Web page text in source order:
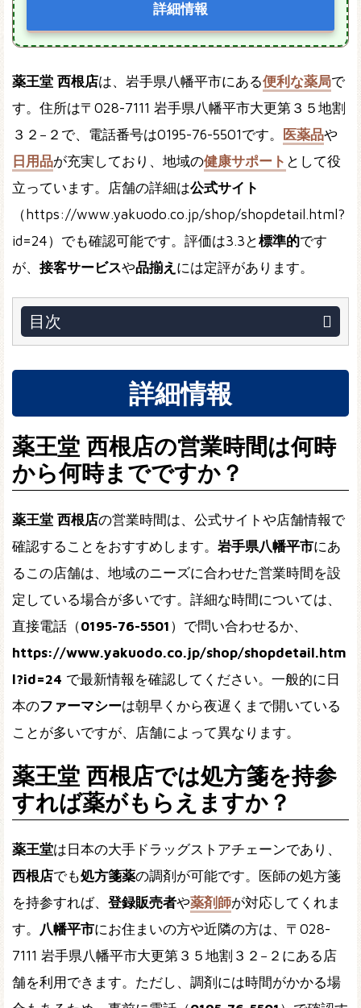
詳細情報
薬王堂 西根店は、岩手県八幡平市にある便利な薬局で
す。住所は〒028-7111 岩手県八幡平市大更第３５地割
３２−２で、電話番号は0195-76-5501です。
医薬品や
日用品が充実しており、地域の健康サポート として役
立っています。店舗の詳細は公式サイト
（https://www.yakuodo.co.jp/shop/shopdetail.html?
id=24）でも確認可能です。評価は3.3と標準的です
が、 接客サービスや品揃え には定評があります。
目次
詳細情報
薬王堂 西根店の営業時間は何時
から何時までですか？
薬王堂 西根店の営業時間は、公式サイトや店舗情報で
確認することをおすすめします。 岩手県八幡平市にあ
るこの店舗は、地域のニーズに合わせた営業時間を設
定している場合が多いです。詳細な時間については、
直接電話（0195-76-5501 ）で問い合わせるか、
https://www.yakuodo.co.jp/shop/shopdetail.htm
l?id=24 で最新情報を確認してください。一般的に日
本のファーマシーは朝早くから夜遅くまで開いている
ことが多いですが、店舗によって異なります。
薬王堂 西根店では処方箋を持参
すれば薬がもらえますか？
薬王堂は日本の大手ドラッグストアチェーンであり、
西根店でも処方箋薬の調剤が可能です。医師の処方箋
を持参すれば、 登録販売者や薬剤師が対応してくれま
す。 八幡平市にお住まいの方や近隣の方は、〒028-
7111 岩手県八幡平市大更第３５地割３２−２にある店
舗を利用できます。ただし、調剤には時間がかかる場